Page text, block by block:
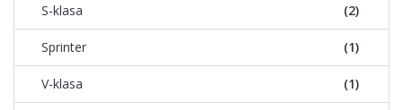
S-klasa (2)
Sprinter (1)
V-klasa (1)